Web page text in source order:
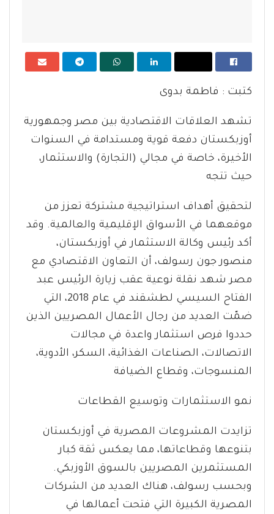
كتبت : فاطمة بدوى
تشهد العلاقات الاقتصادية بين مصر وجمهورية
أوزبكستان دفعة قوية ومستدامة في السنوات
الأخيرة، خاصة في مجالي (التجارة) والاستثمار،
حيث تتجه
لتحقيق أهداف استراتيجية مشتركة تعزز من
موقعهما في الأسواق الإقليمية والعالمية. وقد
أكد رئيس وكالة الاستثمار في أوزبكستان،
منصور جون رسولف، أن التعاون الاقتصادي مع
مصر شهد نقلة نوعية عقب زيارة الرئيس عبد
الفتاح السيسي لطشقند في عام 2018، التي
ضمّت العديد من رجال الأعمال المصريين الذين
حددوا فرص استثمار واعدة في مجالات
الاتصالات، الصناعات الغذائية، السكر، الأدوية،
المنسوجات، وقطاع الضيافة
نمو الاستثمارات وتوسيع القطاعات
تزايدت المشروعات المصرية في أوزبكستان
بتنوعها وقطاعاتها، مما يعكس ثقة كبار
المستثمرين المصريين بالسوق الأوزبكي.
وبحسب رسولف، هناك العديد من الشركات
المصرية الكبيرة التي فتحت أعمالها في